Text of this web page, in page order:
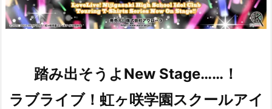
踏み出そうよNew Stage……！
ラブライブ！虹ヶ咲学園スクールアイ